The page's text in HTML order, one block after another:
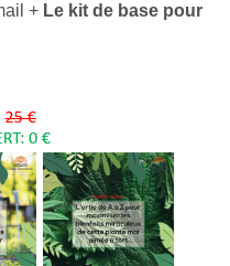
+ Le kit de base pour